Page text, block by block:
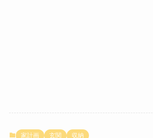
家計画 玄関 収納